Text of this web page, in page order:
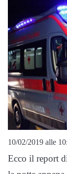
10/02/2019 alle
Ecco il report